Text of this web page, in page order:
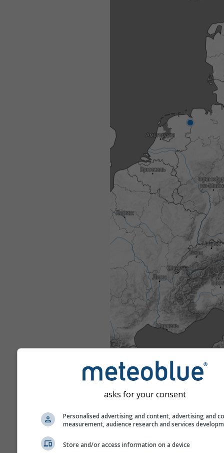
asks for your consent
Personalised advertising and content, advertising and
measurement, audience research and services
Store and/or access information on a device